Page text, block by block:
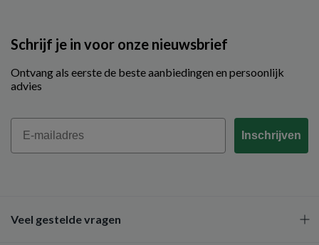
Schrijf je in voor onze nieuwsbrief
Ontvang als eerste de beste aanbiedingen en persoonlijk
advies
Email
Inschrijven
Veel gestelde vragen